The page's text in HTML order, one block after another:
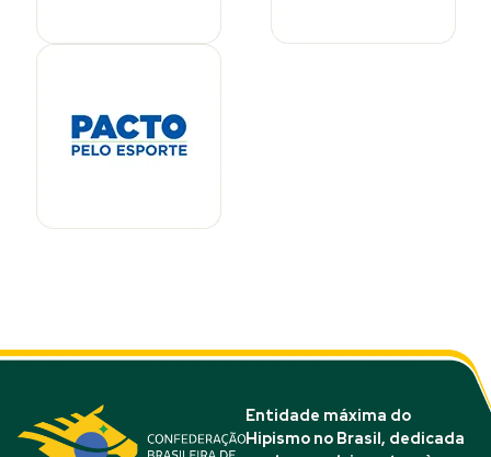
Entidade máxima do
Hipismo no Brasil, dedicada